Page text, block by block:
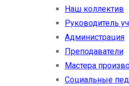
Наш коллектив
Руководитель
Администрация
Преподаватели
Мастера
Социальные